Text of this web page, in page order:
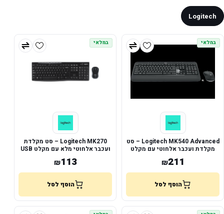
Logitech
במלאי
Logitech MK540 Advanced – סט
מקלדת ועכבר אלחוטי עם מקלט
Unifying
₪211
הוסף לסל
במלאי
Logitech MK270 – סט מקלדת
ועכבר אלחוטי מלא עם מקלט USB
₪113
הוסף לסל